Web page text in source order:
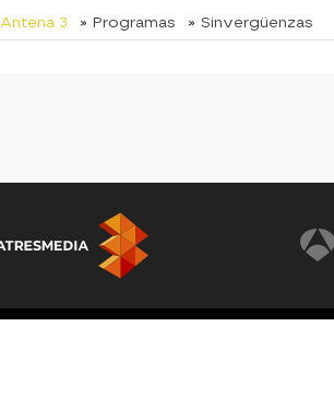
Antena 3 » Programas » Sinvergüenzas